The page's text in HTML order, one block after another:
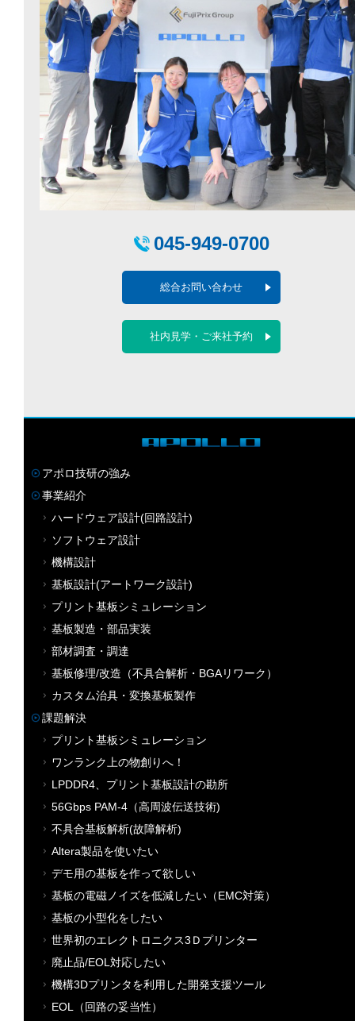
045-949-0700
総合お問い合わせ
社内見学・ご来社予約
アポロ技研の強み
事業紹介
ハードウェア設計(回路設計)
ソフトウェア設計
機構設計
基板設計(アートワーク設計)
プリント基板シミュレーション
基板製造・部品実装
部材調査・調達
基板修理/改造（不具合解析・BGAリワーク）
カスタム治具・変換基板製作
課題解決
プリント基板シミュレーション
ワンランク上の物創りへ！
LPDDR4、プリント基板設計の勘所
56Gbps PAM-4（高周波伝送技術)
不具合基板解析(故障解析)
Altera製品を使いたい
デモ用の基板を作って欲しい
基板の電磁ノイズを低減したい（EMC対策）
基板の小型化をしたい
世界初のエレクトロニクス3Ｄプリンター
廃止品/EOL対応したい
機構3Dプリンタを利用した開発支援ツール
EOL（回路の妥当性）